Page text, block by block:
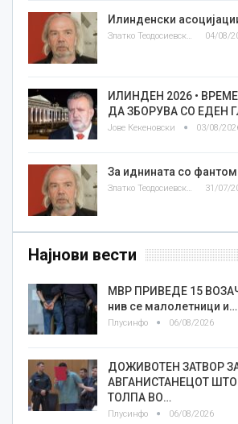
Илинденски
Златко Теодосиевски 04/08/
ИЛИНДЕН 2026 •
ДА ЗБОРУВА СО ЕДЕН
Јове Кекеновски 03/08/
За иднината со
Златко Теодосиевски 31/07/
Најнови вести
МВР ПРИВЕДЕ 15
нив се малолетници и…
Плусинфо 06/08/2026
ДОЖИВОТЕН ЗАТВОР
АВГАНИСТАНЕЦОТ
ТОЛПА ВО…
Плусинфо 06/08/2026